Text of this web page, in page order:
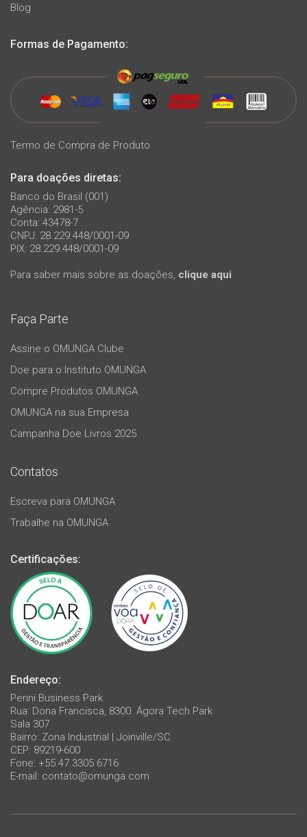
Blog
Formas de Pagamento:
Termo de Compra de Produto
Para doações diretas:
Banco do Brasil (001)
Agência: 2981-5
Conta: 43478-7
CNPJ: 28.229.448/0001-09
PIX: 28.229.448/0001-09
Para saber mais sobre as doações, clique aqui
Faça Parte
Assine o OMUNGA Clube
Doe para o Instituto OMUNGA
Compre Produtos OMUNGA
OMUNGA na sua Empresa
Campanha Doe Livros 2025
Contatos
Escreva para OMUNGA
Trabalhe na OMUNGA
Certificações:
Endereço:
Perini Business Park
Rua: Dona Francisca, 8300. Ágora Tech Park
Sala 307
Bairro: Zona Industrial | Joinville/SC
CEP: 89219-600
Fone: +55 47 3305 6716
E-mail: contato@omunga.com